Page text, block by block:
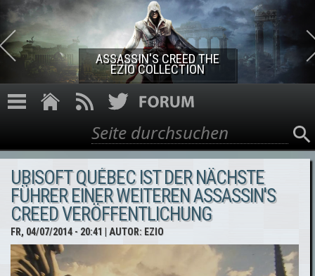
Direkt zum Inhalt
ASSASSIN'S CREED THE
EZIO COLLECTION
Suchformular
Suche
UBISOFT QUÉBEC IST DER NÄCHSTE
FÜHRER EINER WEITEREN ASSASSIN'S
CREED VERÖFFENTLICHUNG
FR, 04/07/2014 - 20:41 | AUTOR: EZIO